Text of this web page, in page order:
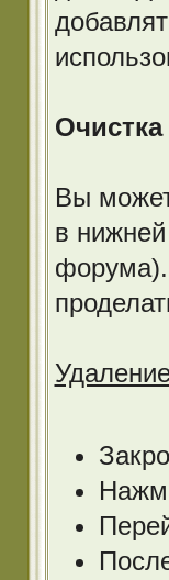
Вы
в
форума).